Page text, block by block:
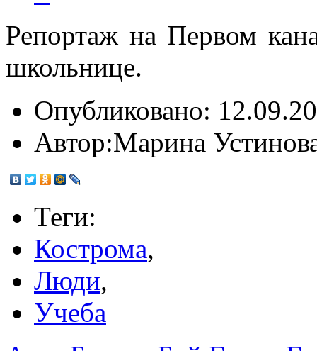
Репортаж на Первом
школьнице.
Опубликовано:
Автор:Марина
Теги:
Кострома,
Люди,
Учеба